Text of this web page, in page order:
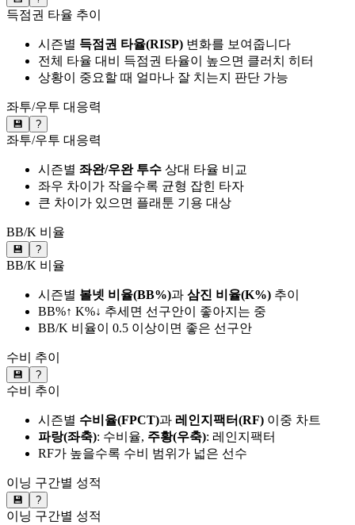
득점권 타율 추이
시즌별 득점권 타율(RISP) 변화를 보여줍니다
전체 타율 대비 득점권 타율이 높으면 클러치 히터
상황이 중요할 때 얼마나 잘 치는지 판단 가능
좌투/우투 대응력
💾 ?
좌투/우투 대응력
시즌별 좌완/우완 투수 상대 타율 비교
좌우 차이가 작을수록 균형 잡힌 타자
큰 차이가 있으면 플래툰 기용 대상
BB/K 비율
💾 ?
BB/K 비율
시즌별 볼넷 비율(BB%)과 삼진 비율(K%) 추이
BB%↑ K%↓ 추세면 선구안이 좋아지는 중
BB/K 비율이 0.5 이상이면 좋은 선구안
수비 추이
💾 ?
수비 추이
시즌별 수비율(FPCT)과 레인지팩터(RF) 이중 차트
파랑(좌축): 수비율, 주황(우축): 레인지팩터
RF가 높을수록 수비 범위가 넓은 선수
이닝 구간별 성적
💾 ?
이닝 구간별 성적